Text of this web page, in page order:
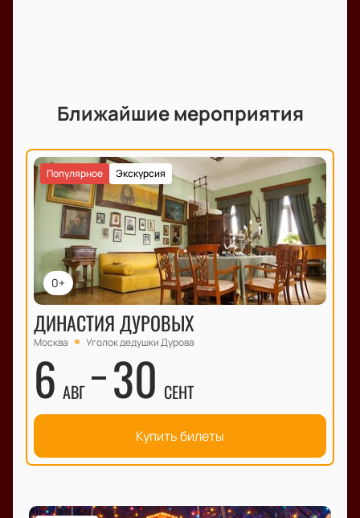
Ближайшие мероприятия
0+
Экскурсия
Популярное
ДИНАСТИЯ ДУРОВЫХ
Москва Уголок дедушки Дурова
6 АВГ 30 СЕНТ
Купить билеты